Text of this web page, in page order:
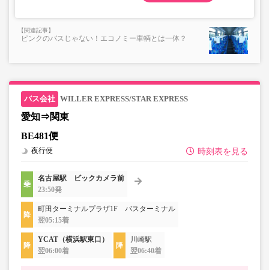
ピンクのバスじゃない！エコノミー車輌とは一体？
WILLER EXPRESS/STAR EXPRESS
愛知⇒関東
BE481便
時刻表を見る
夜行便
名古屋駅 ビックカメラ前
23:50発
町田ターミナルプラザ1F バスターミナル
翌05:15着
YCAT（横浜駅東口）
翌06:00着
川崎駅
翌06:40着